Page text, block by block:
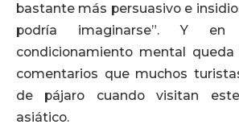
bastante más persuasivo e
podría imaginarse”. Y en
condicionamiento mental
comentarios que muchos
de pájaro cuando visitan
asiático.